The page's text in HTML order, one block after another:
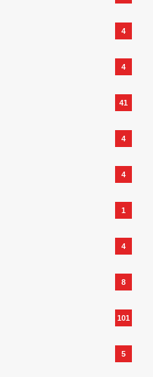
4
4
41
4
4
1
4
8
101
5